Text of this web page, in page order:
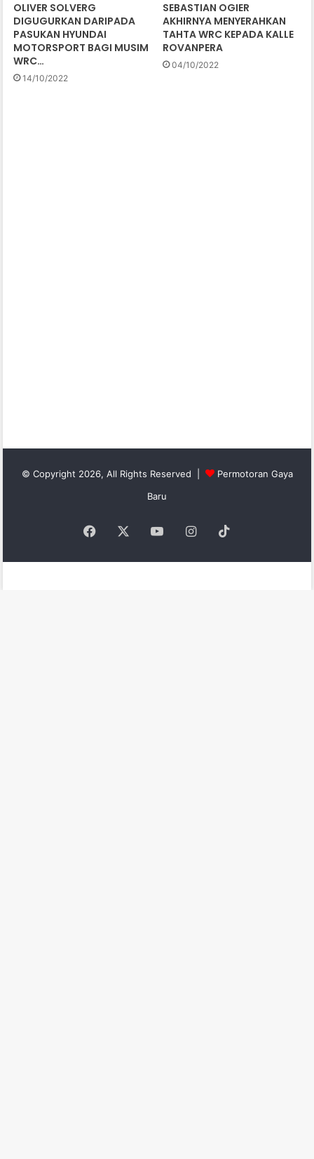
OLIVER SOLVERG
DIGUGURKAN DARIPADA
PASUKAN HYUNDAI
MOTORSPORT BAGI MUSIM
WRC…
14/10/2022
SEBASTIAN OGIER
AKHIRNYA MENYERAHKAN
TAHTA WRC KEPADA KALLE
ROVANPERA
04/10/2022
© Copyright 2026, All Rights Reserved |
Permotoran Gaya
Baru
Facebook YouTubeInstagram